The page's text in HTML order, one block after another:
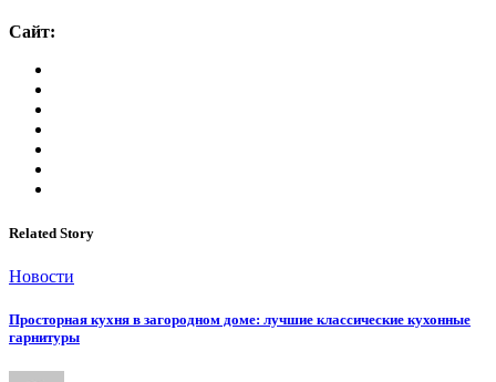
Сайт:
Related Story
Новости
Просторная кухня в загородном доме: лучшие классические кухонные
гарнитуры